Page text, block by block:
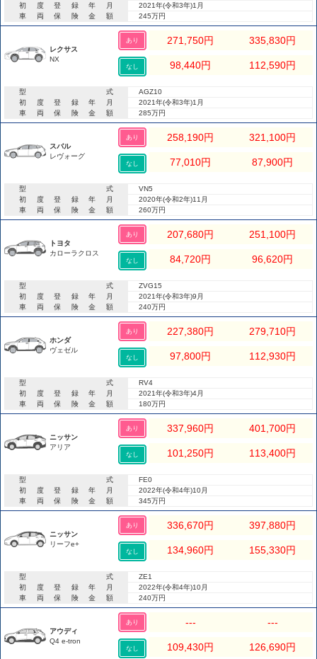
初度登録年月
2021年(令和3年)1月
車両保険金額
245万円
レクサス
NX
あり 271,750円 335,830円
なし 98,440円 112,590円
型式
AGZ10
初度登録年月
2021年(令和3年)1月
車両保険金額
285万円
スバル
レヴォーグ
あり 258,190円 321,100円
なし 77,010円 87,900円
型式
VN5
初度登録年月
2020年(令和2年)11月
車両保険金額
260万円
トヨタ
カローラクロス
あり 207,680円 251,100円
なし 84,720円 96,620円
型式
ZVG15
初度登録年月
2021年(令和3年)9月
車両保険金額
240万円
ホンダ
ヴェゼル
あり 227,380円 279,710円
なし 97,800円 112,930円
型式
RV4
初度登録年月
2021年(令和3年)4月
車両保険金額
180万円
ニッサン
アリア
あり 337,960円 401,700円
なし 101,250円 113,400円
型式
FE0
初度登録年月
2022年(令和4年)10月
車両保険金額
345万円
ニッサン
リーフe+
あり 336,670円 397,880円
なし 134,960円 155,330円
型式
ZE1
初度登録年月
2022年(令和4年)10月
車両保険金額
240万円
アウディ
Q4 e-tron
あり --- ---
なし 109,430円 126,690円